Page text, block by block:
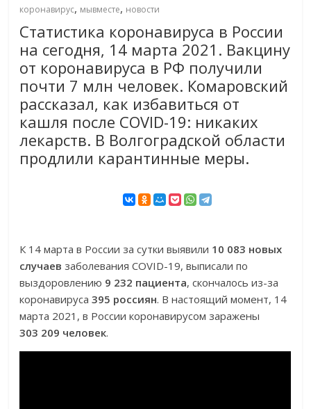
коронавирус, мывместе, новости
Статистика коронавируса в России
на сегодня, 14 марта 2021. Вакцину
от коронавируса в РФ получили
почти 7 млн человек. Комаровский
рассказал, как избавиться от
кашля после COVID-19: никаких
лекарств. В Волгоградской области
продлили карантинные меры.
К 14 марта в России за сутки выявили 10 083 новых
случаев заболевания COVID-19, выписали по
выздоровлению 9 232 пациента, скончалось из-за
коронавируса395 россиян. В настоящий момент, 14
марта 2021, в России коронавирусом заражены
303 209 человек.